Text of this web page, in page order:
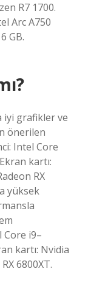
R7 1700.
Arc A750
GB.
iyi grafikler ve
önerilen
Intel Core
kartı:
RX
yüksek
Core i9–
kartı: Nvidia
6800XT.